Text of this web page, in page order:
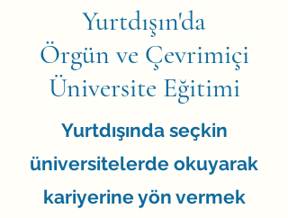
Yurtdışın'da
Örgün ve Çevrimiçi
Üniversite Eğitimi
Yurtdışında seçkin
üniversitelerde okuyarak
kariyerine yön vermek